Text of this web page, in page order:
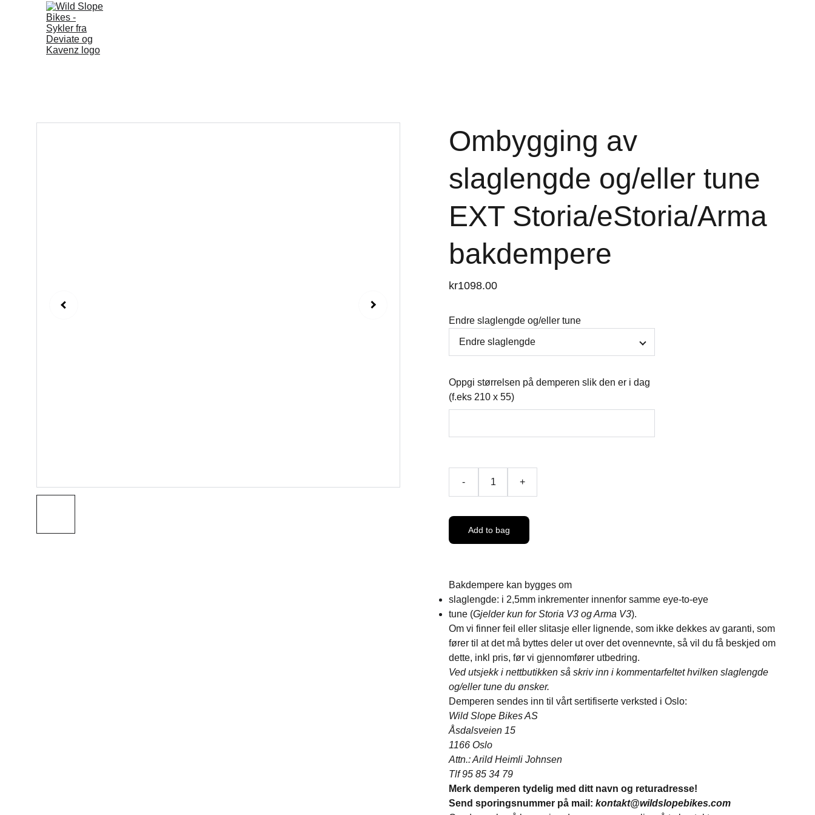
Ombygging av
slaglengde og/eller tune
EXT Storia/eStoria/Arma
bakdempere
kr1098.00
Endre slaglengde og/eller tune
Oppgi størrelsen på demperen slik den er i dag
(f.eks 210 x 55)
- +
Add to bag
Bakdempere kan bygges om
slaglengde: i 2,5mm inkrementer innenfor samme eye-to-eye
tune (Gjelder kun for Storia V3 og Arma V3).
Om vi finner feil eller slitasje eller lignende, som ikke dekkes av garanti, som
fører til at det må byttes deler ut over det ovennevnte, så vil du få beskjed om
dette, inkl pris, før vi gjennomfører utbedring.
Ved utsjekk i nettbutikken så skriv inn i kommentarfeltet hvilken slaglengde
og/eller tune du ønsker.
Demperen sendes inn til vårt sertifiserte verksted i Oslo:
Wild Slope Bikes AS
Åsdalsveien 15
1166 Oslo
Attn.: Arild Heimli Johnsen
Tlf 95 85 34 79
Merk demperen tydelig med ditt navn og returadresse!
Send sporingsnummer på mail: kontakt@wildslopebikes.com